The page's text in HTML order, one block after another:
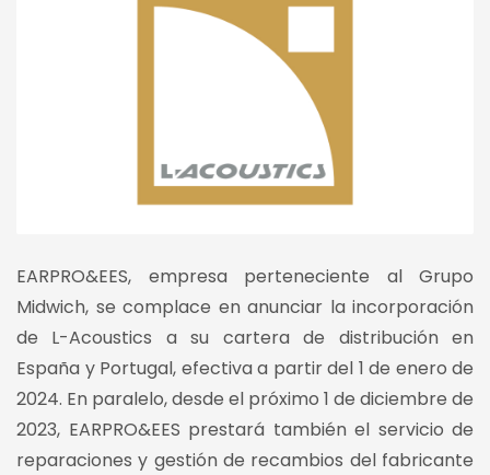
EARPRO&EES, empresa perteneciente al Grupo
Midwich, se complace en anunciar la incorporación
de L-Acoustics a su cartera de distribución en
España y Portugal, efectiva a partir del 1 de enero de
2024. En paralelo, desde el próximo 1 de diciembre de
2023, EARPRO&EES prestará también el servicio de
reparaciones y gestión de recambios del fabricante